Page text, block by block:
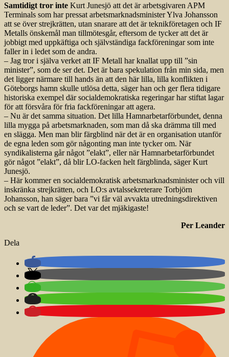
Samtidigt tror inte Kurt Junesjö att det är arbetsgivaren APM
Terminals som har pressat arbetsmarknadsminister Ylva Johansson
att se över strejkrätten, utan snarare att det är teknikföretagen och IF
Metalls önskemål man tillmötesgår, eftersom de tycker att det är
jobbigt med uppkäftiga och självständiga fackföreningar som inte
faller in i ledet som de andra.
– Jag tror i själva verket att IF Metall har knallat upp till ”sin
minister”, som de ser det. Det är bara spekulation från min sida, men
det ligger närmare till hands än att den här lilla, lilla konflikten i
Göteborgs hamn skulle utlösa detta, säger han och ger flera tidigare
historiska exempel där socialdemokratiska regeringar har stiftat lagar
för att försvåra för fria fackföreningar att agera.
– Nu är det samma situation. Det lilla Hamnarbetarförbundet, denna
lilla mygga på arbetsmarknaden, som man då ska drämma till med
en slägga. Men man blir färgblind när det är en organisation utanför
de egna leden som gör någonting man inte tycker om. När
syndikalisterna går något ”elakt”, eller när Hamnarbetarförbundet
gör något ”elakt”, då blir LO-facken helt färgblinda, säger Kurt
Junesjö.
– Här kommer en socialdemokratisk arbetsmarknadsminister och vill
inskränka strejkrätten, och LO:s avtalssekreterare Torbjörn
Johansson, han säger bara ”vi får väl avvakta utredningsdirektiven
och se vart de leder”. Det var det mjäkigaste!
Per Leander
Dela